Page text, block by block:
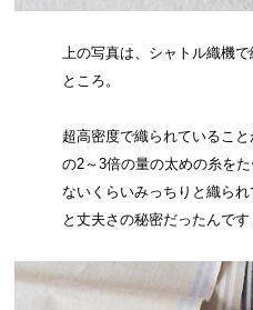
上の写真は、シャトル織機
ところ。
超高密度で織られているこ
の2～3倍の量の太めの糸を
ないくらいみっちりと織ら
と丈夫さの秘密だったんです